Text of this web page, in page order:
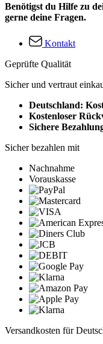
Benötigst du Hilfe zu
gerne deine Fragen.
Kontakt
Geprüfte Qualität
Sicher und vertraut
Deutschland:
Kostenloser
Sichere
Sicher bezahlen mit
Nachnahme
Vorauskasse
Versandkosten für